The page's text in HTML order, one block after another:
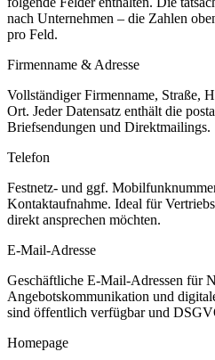
nach Unternehmen – die Zahlen
pro Feld.
Firmenname & Adresse
Vollständiger Firmenname, Straße,
Ort. Jeder Datensatz enthält die
Briefsendungen und Direktmailings.
Telefon
Festnetz- und ggf.
Kontaktaufnahme. Ideal für
direkt ansprechen möchten.
E-Mail-Adresse
Geschäftliche E-Mail-Adressen für
Angebotskommunikation und
sind öffentlich verfügbar und
Homepage